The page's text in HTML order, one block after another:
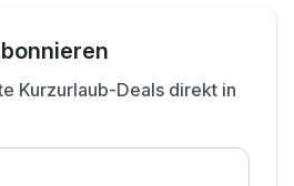
Kurzurlaub-Deals direkt in